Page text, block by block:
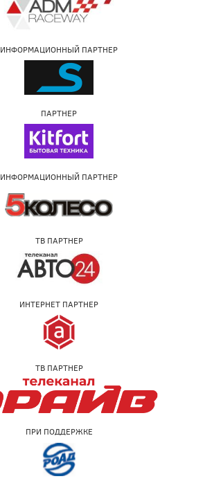
ИНФОРМАЦИОННЫЙ ПАРТНЕР
ПАРТНЕР
ИНФОРМАЦИОННЫЙ ПАРТНЕР
ТВ ПАРТНЕР
ИНТЕРНЕТ ПАРТНЕР
ТВ ПАРТНЕР
ПРИ ПОДДЕРЖКЕ